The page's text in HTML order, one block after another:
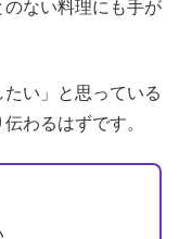
ない料理にも手が
たい」と思っている
わるはずです。